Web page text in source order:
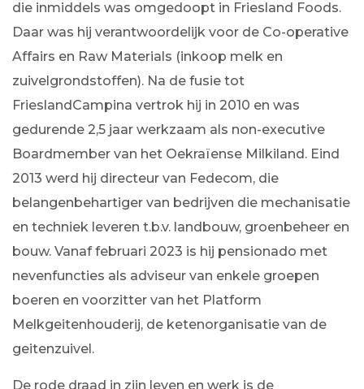
die inmiddels was omgedoopt in Friesland Foods.
Daar was hij verantwoordelijk voor de Co-operative
Affairs en Raw Materials (inkoop melk en
zuivelgrondstoffen). Na de fusie tot
FrieslandCampina vertrok hij in 2010 en was
gedurende 2,5 jaar werkzaam als non-executive
Boardmember van het Oekraïense Milkiland. Eind
2013 werd hij directeur van Fedecom, die
belangenbehartiger van bedrijven die mechanisatie
en techniek leveren t.b.v. landbouw, groenbeheer en
bouw. Vanaf februari 2023 is hij pensionado met
nevenfuncties als adviseur van enkele groepen
boeren en voorzitter van het Platform
Melkgeitenhouderij, de ketenorganisatie van de
geitenzuivel.
De rode draad in zijn leven en werk is de